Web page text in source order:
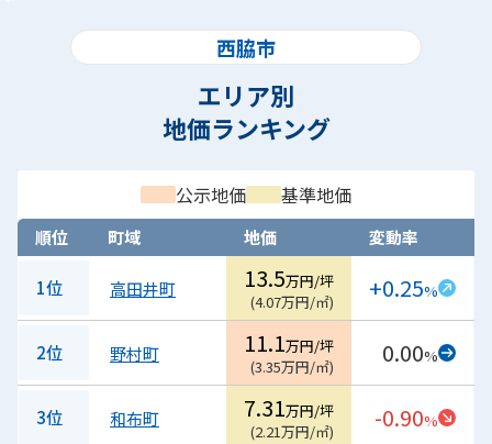
西脇市
エリア別
地価ランキング
公示地価 基準地価
順位 町域 地価 変動率
1位 高田井町 13.5万円/坪
(4.07万円/㎡) +0.25%
2位 野村町 11.1万円/坪
(3.35万円/㎡) 0.00%
3位 和布町 7.31万円/坪
(2.21万円/㎡) -0.90%